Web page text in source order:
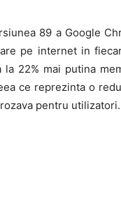
89 a Google
pe internet in
22% mai putina
ce reprezinta o
pentru utilizatori.